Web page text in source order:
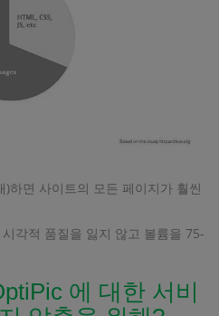
하면 사이트의 모든 페이지가 훨씬
각적 품질을 잃지 않고 볼륨을 75-
에 대한 서비